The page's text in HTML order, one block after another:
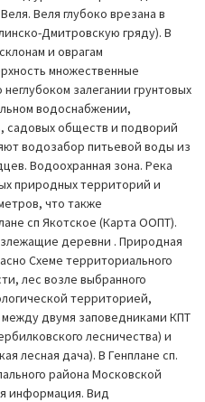
Веля глубоко врезана в
Дмитровскую гряду). В
и оврагам
множественные
залегании грунтовых
водоснабжении,
садовых обществ и подворий
водозабор питьевой воды из
Водоохранная зона. Река
природных территорий и
что также
сп Якотское (Карта ООПТ).
деревни . Природная
Схеме территориального
лес возле выбранного
территорией,
двумя заповедниками КПТ
лесничества) и
лесная дача). В Генплане сп.
района Московской
информация. Вид